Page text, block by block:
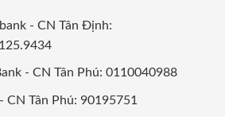
- CN Tân Định:
- CN Tân Phú: 0110040988
CN Tân Phú: 90195751